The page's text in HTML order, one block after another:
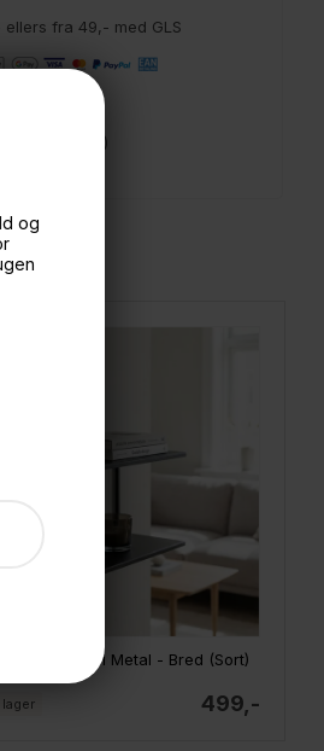
og
fra 49,- med GLS
(24/7)
Dobbelthylde i Metal - Bred (Sort)
499,-
lager